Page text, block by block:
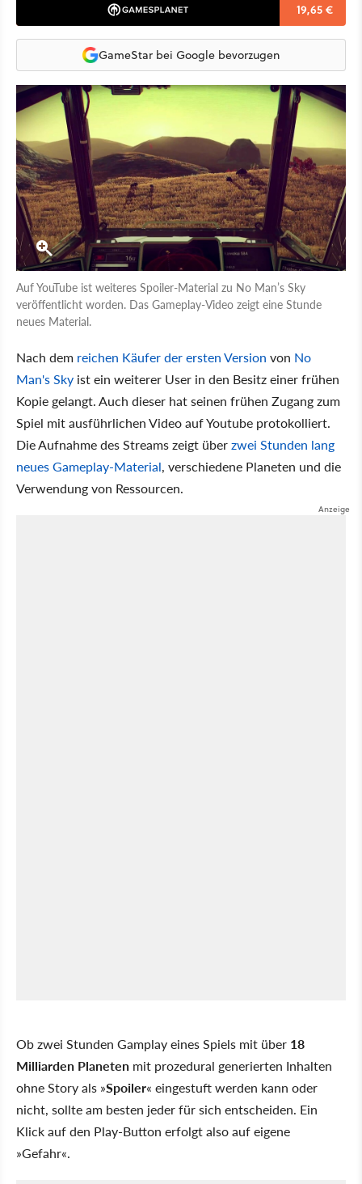
19,65 €
GameStar bei Google bevorzugen
Auf YouTube ist weiteres Spoiler-Material zu No Man’s Sky
veröffentlicht worden. Das Gameplay-Video zeigt eine Stunde
neues Material.
Nach dem reichen Käufer der ersten Version von No
Man's Sky ist ein weiterer User in den Besitz einer frühen
Kopie gelangt. Auch dieser hat seinen frühen Zugang zum
Spiel mit ausführlichen Video auf Youtube protokolliert.
Die Aufnahme des Streams zeigt überzwei Stunden lang
neues Gameplay-Material, verschiedene Planeten und die
Verwendung von Ressourcen.
Ob zwei Stunden Gamplay eines Spiels mit über 18
Milliarden Planeten mit prozedural generierten Inhalten
ohne Story als »Spoiler« eingestuft werden kann oder
nicht, sollte am besten jeder für sich entscheiden. Ein
Klick auf den Play-Button erfolgt also auf eigene
»Gefahr«.